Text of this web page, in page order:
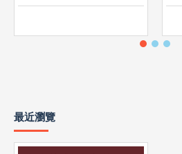
最近瀏覽